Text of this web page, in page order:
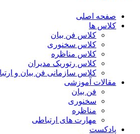
صفحه اصلی
کلاس ها
کلاس فن بیان
کلاس سخنوری
کلاس مناظره
کلاس رتوریک مدیران
کلاس سازمانی فن بیان و
مقالات آموزشی
فن بیان
سخنوری
مناظره
مهارت های ارتباطی
پادکست